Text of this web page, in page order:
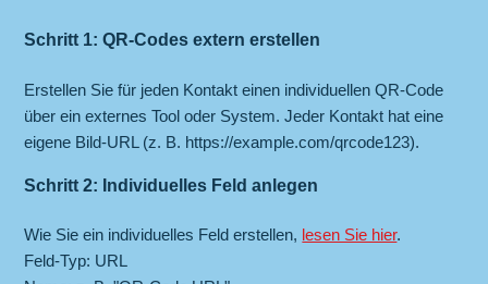
Schritt 1: QR-Codes extern erstellen
Erstellen Sie für jeden Kontakt einen individuellen QR-Code
über ein externes Tool oder System. Jeder Kontakt hat eine
eigene Bild-URL (z. B. https://example.com/qrcode123).
Schritt 2: Individuelles Feld anlegen
Wie Sie ein individuelles Feld erstellen, lesen Sie hier.
Feld-Typ: URL